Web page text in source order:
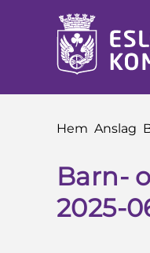
till innehåll
Du är här:
Hem Anslag
Barn-
2025-